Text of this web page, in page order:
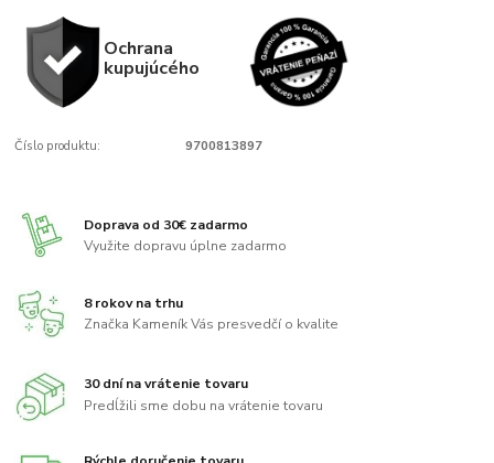
Ochrana
kupujúcého
Číslo produktu: 9700813897
Doprava od 30€ zadarmo
Využite dopravu úplne zadarmo
8 rokov na trhu
Značka Kameník Vás presvedčí o kvalite
30 dní na vrátenie tovaru
Predĺžili sme dobu na vrátenie tovaru